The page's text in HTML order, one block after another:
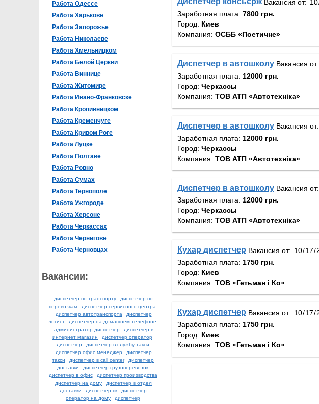
Работа Одессе
Работа Харькове
Работа Запорожье
Работа Николаеве
Работа Хмельницком
Работа Белой Церкви
Работа Виннице
Работа Житомире
Работа Ивано-Франковске
Работа Кропивницком
Работа Кременчуге
Работа Кривом Роге
Работа Луцке
Работа Полтаве
Работа Ровно
Работа Сумах
Работа Тернополе
Работа Ужгороде
Работа Херсоне
Работа Черкассах
Работа Чернигове
Работа Черновцах
Вакансии:
диспетчер по транспорту
диспетчер по
перевозкам
диспетчер сервисного центра
диспетчер автотранспорта
диспетчер
логист
диспетчер на домашнем телефоне
администратор диспетчер
диспетчер в
интернет магазин
диспетчер оператор
диспетчер
диспетчер в службу такси
диспетчер офис менеджер
диспетчер
такси
диспетчер в call center
диспетчер
доставки
диспетчер грузоперевозок
диспетчер в офис
диспетчер производства
диспетчер на дому
диспетчер в отдел
доставки
диспетчер пк
диспетчер
оператор на дому
диспетчер
Вакансия от:
Заработная плата: 7800 грн.
Город: Киев
Компания: ОСББ «Поетичне»
Диспетчер в автошколу Вакансия от:
Заработная плата: 12000 грн.
Город: Черкассы
Компания: ТОВ АТП «Автотехніка»
Диспетчер в автошколу Вакансия от:
Заработная плата: 12000 грн.
Город: Черкассы
Компания: ТОВ АТП «Автотехніка»
Диспетчер в автошколу Вакансия от:
Заработная плата: 12000 грн.
Город: Черкассы
Компания: ТОВ АТП «Автотехніка»
Кухар диспетчер Вакансия от:
Заработная плата: 1750 грн.
Город: Киев
Компания: ТОВ «Гетьман і Ко»
Кухар диспетчер Вакансия от:
Заработная плата: 1750 грн.
Город: Киев
Компания: ТОВ «Гетьман і Ко»